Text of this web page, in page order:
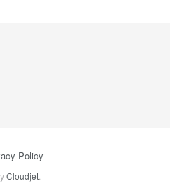
Policy
Cloudjet